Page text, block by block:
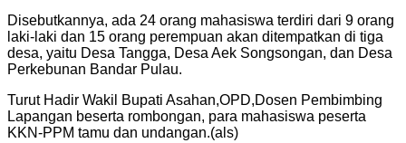
Disebutkannya, ada 24 orang mahasiswa terdiri dari 9 orang
laki-laki dan 15 orang perempuan akan ditempatkan di tiga
desa, yaitu Desa Tangga, Desa Aek Songsongan, dan Desa
Perkebunan Bandar Pulau.
Turut Hadir Wakil Bupati Asahan,OPD,Dosen Pembimbing
Lapangan beserta rombongan, para mahasiswa peserta
KKN-PPM tamu dan undangan.(als)